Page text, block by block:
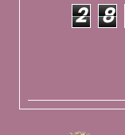
2 8